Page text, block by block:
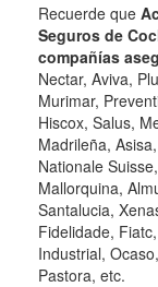
Recuerde que
Seguros de
compañías
Nectar, Aviva,
Murimar,
Hiscox, Salus,
Madrileña,
Nationale
Mallorquina,
Santalucia,
Fidelidade,
Industrial,
Pastora, etc.